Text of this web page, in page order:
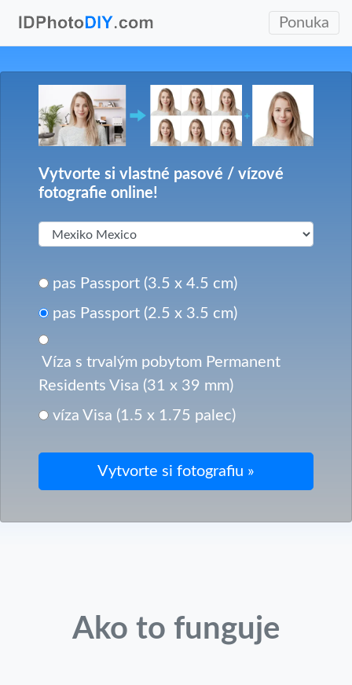
Ponuka
Vytvorte si vlastné pasové / vízové
fotografie online!
pas Passport (3.5 x 4.5 cm)
pas Passport (2.5 x 3.5 cm)
Víza s trvalým pobytom Permanent
Residents Visa (31 x 39 mm)
víza Visa (1.5 x 1.75 palec)
Ako to funguje